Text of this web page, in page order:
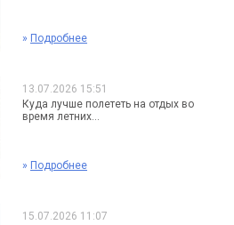
» Подробнее
13.07.2026 15:51
Куда лучше полететь на отдых во
время летних...
» Подробнее
15.07.2026 11:07